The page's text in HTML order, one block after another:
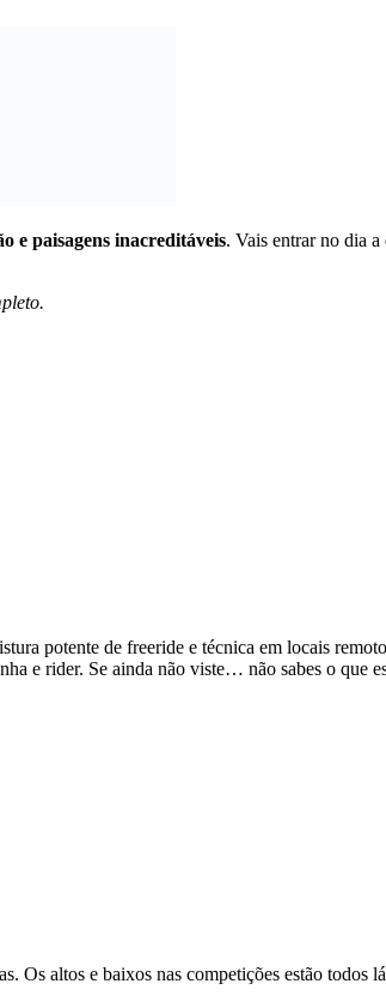
e paisagens inacreditáveis. Vais entrar no dia
potente de freeride e técnica em locais
e rider. Se ainda não viste… não sabes o que
altos e baixos nas competições estão todos